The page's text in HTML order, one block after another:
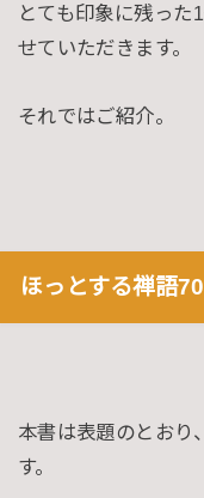
とても印象に残った
せていただきます。
それではご紹介。
ほっとする禅語70
本書は表題のとおり
す。